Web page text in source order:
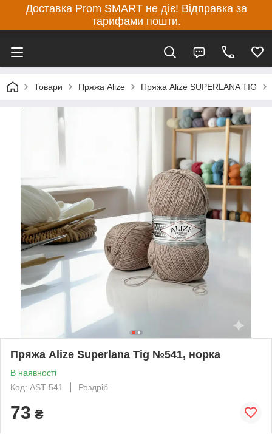
Доставка Prom SMART не діє! Відправка за
тарифами пошти.
Товари Пряжа Alize Пряжа Alize SUPERLANA TIG
Пряжа Alize Superlana Tig №541, норка
В наявності
Код: AST-541
Роздріб
73 ₴